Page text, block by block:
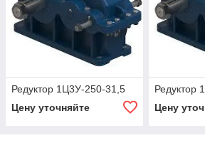
Редуктор 1Ц3У-250-31,5
Цену уточняйте
Редуктор
Цену